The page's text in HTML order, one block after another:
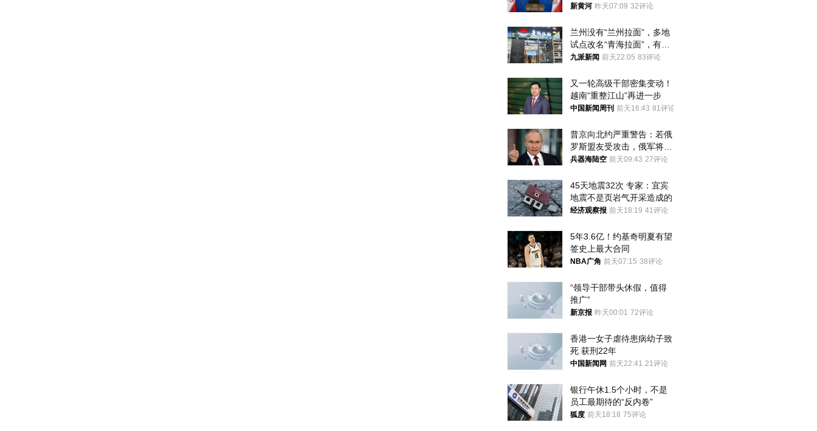
提“倒计时”
新黄河 昨天07:09 32评论
兰州没有“兰州拉面”，多地
试点改名“青海拉面”，有商
家改名已两年
九派新闻 前天22:05 83评论
又一轮高级干部密集变动！
越南“重整江山”再进一步
中国新闻周刊 前天16:43 81评论
普京向北约严重警告：若俄
罗斯盟友受攻击，俄军将动
用核武器保护
兵器海陆空 前天09:43 27评论
45天地震32次 专家：宜宾
地震不是页岩气开采造成的
经济观察报 前天18:19 41评论
5年3.6亿！约基奇明夏有望
签史上最大合同
NBA广角 前天07:15 38评论
“领导干部带头休假，值得
推广”
新京报 昨天00:01 72评论
香港一女子虐待患病幼子致
死 获刑22年
中国新闻网 前天22:41 21评论
银行午休1.5个小时，不是
员工最期待的“反内卷”
狐度 前天18:18 75评论